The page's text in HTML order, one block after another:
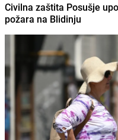
Civilna zaštita Posušje
požara na Blidinju